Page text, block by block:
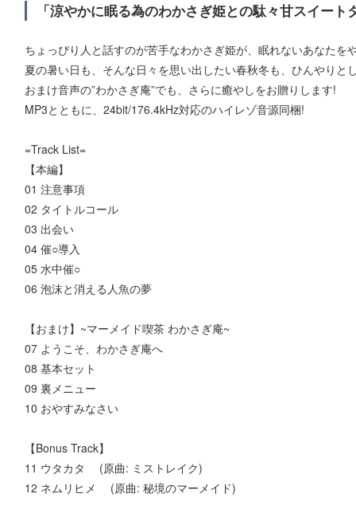
「涼やかに眠る為のわかさぎ姫との駄々甘スイート
ちょっぴり人と話すのが苦手なわかさぎ姫が、眠れないあなたを
夏の暑い日も、そんな日々を思い出したい春秋冬も、ひんやりと
おまけ音声の”わかさぎ庵”でも、さらに癒やしをお贈りします!
MP3とともに、24bit/176.4kHz対応のハイレゾ音源同梱!
=Track List=
【本編】
01 注意事項
02 タイトルコール
03 出会い
04 催○導入
05 水中催○
06 泡沫と消える人魚の夢
【おまけ】~マーメイド喫茶 わかさぎ庵~
07 ようこそ、わかさぎ庵へ
08 基本セット
09 裏メニュー
10 おやすみなさい
【Bonus Track】
11 ウタカタ (原曲: ミストレイク)
12 ネムリヒメ (原曲: 秘境のマーメイド)